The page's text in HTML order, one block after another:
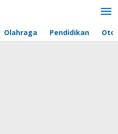
Olahraga Pendidikan